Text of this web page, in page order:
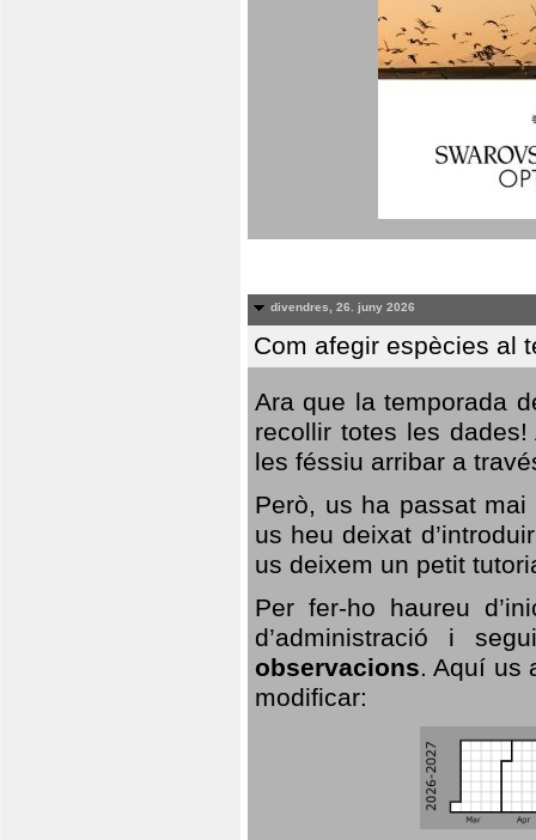
divendres, 26. juny 2026
Com afegir espècies al
Ara que la temporada
recollir totes les
les féssiu arribar a
Però, us ha passat
us heu deixat
us deixem un petit
Per fer-ho haureu
d’administració i
observacions. Aquí us
modificar: